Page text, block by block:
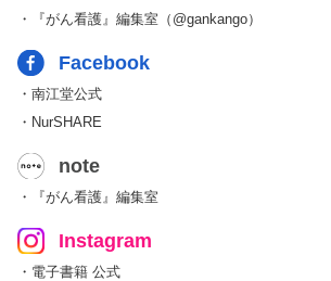
・『がん看護』編集室（@gankango）
Facebook
・南江堂公式
・NurSHARE
note
・『がん看護』編集室
Instagram
・電子書籍 公式